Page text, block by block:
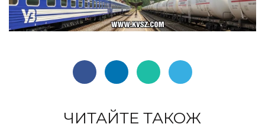
ЧИТАЙТЕ ТАКОЖ